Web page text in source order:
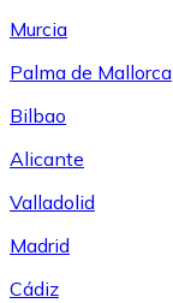
Murcia
Palma de Mallorca
Bilbao
Alicante
Valladolid
Madrid
Cádiz